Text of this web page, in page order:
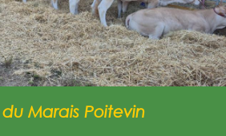
Marais Poitevin